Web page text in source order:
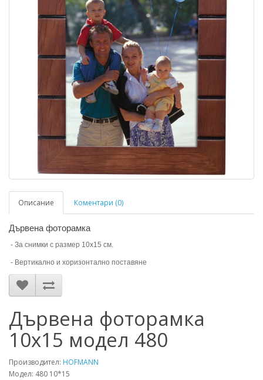
Описание Коментари (0)
Дървена фоторамка
- За снимки с размер 10х15 см.
- Вертикално и хоризонтално поставяне
Дървена фоторамка
10х15 модел 480
Производител: HOFMANN
Модел: 480 10*15